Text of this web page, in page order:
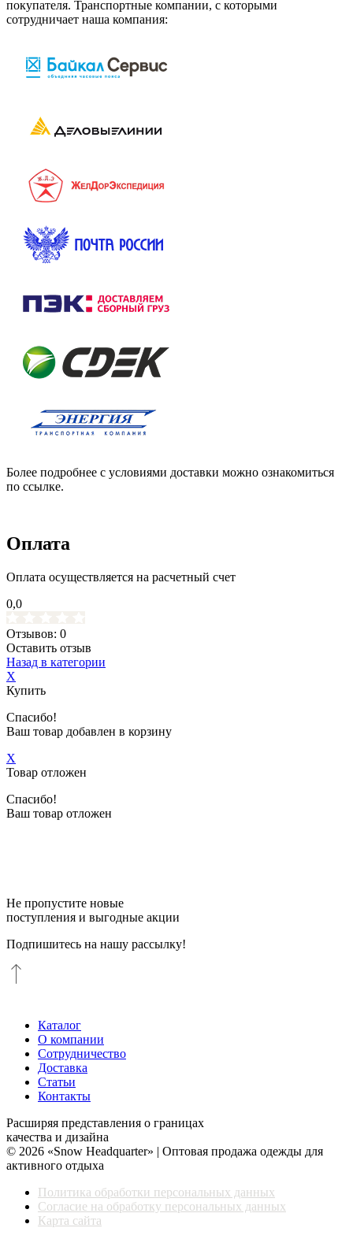
покупателя. Транспортные компании, с которыми
сотрудничает наша компания:
Более подробнее с условиями доставки можно ознакомиться
по ссылке.
Оплата
Оплата осуществляется на расчетный счет
0,0
Отзывов: 0
Оставить отзыв
Назад в категории
X
Купить
Спасибо!
Ваш товар добавлен в корзину
X
Товар отложен
Спасибо!
Ваш товар отложен
Не пропустите новые
поступления и выгодные акции
Подпишитесь на нашу рассылку!
Каталог
О компании
Сотрудничество
Доставка
Статьи
Контакты
Расширяя представления о границах
качества и дизайна
© 2026 «Snow Headquarter» | Оптовая продажа одежды для
активного отдыха
Политика обработки персональных данных
Согласие на обработку персональных данных
Карта сайта